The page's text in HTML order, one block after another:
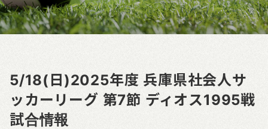
5/18(日)2025年度 兵庫県社会人サ
ッカーリーグ 第7節 ディオス1995戦
試合情報